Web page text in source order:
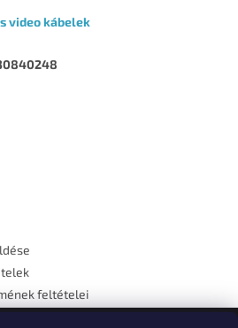
video kábelek
feltételei